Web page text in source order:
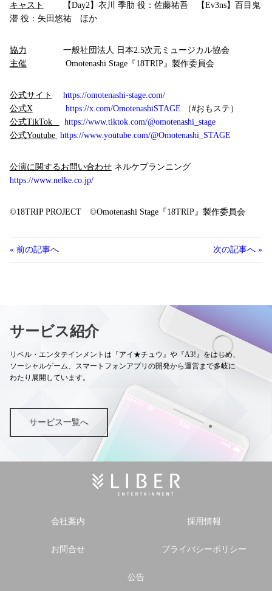
キャスト
【Day2】衣川 季肋 役：佐藤祐吾 【Ev3ns】百目鬼
潜 役：矢田悠祐 ほか
協力
一般社団法人 日本2.5次元ミュージカル協会
主催Omotenashi Stage『18TRIP』製作委員会
公式サイト
https://omotenashi-stage.com/
公式X
https://x.com/OmotenashiSTAGE （#おもステ）
公式TikTok
https://www.tiktok.com/@omotenashi_stage
公式Youtube https://www.youtube.com/@Omotenashi_STAGE
公演に関するお問い合わせネルケプランニング
https://www.nelke.co.jp/
©18TRIP PROJECT ©Omotenashi Stage『18TRIP』製作委員会
« 前の記事へ 次の記事へ »
サービス紹介
リベル・エンタテインメントは『アイ★チュウ』や『A3!』をはじめ、
ソーシャルゲーム、スマートフォンアプリの開発から運営まで多岐に
わたり展開しています。
サービス一覧へ
会社案内 採用情報
お問合せ プライバシーポリシー
公告